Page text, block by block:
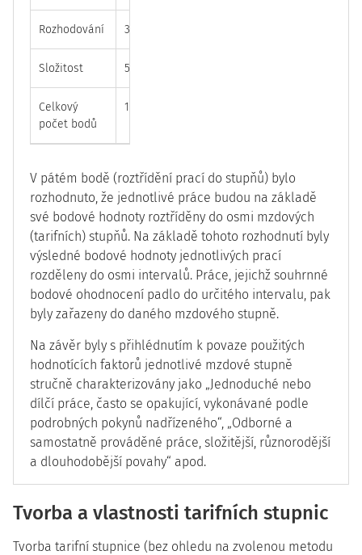
Rozhodování 3
Složitost 5
Celkový
počet bodů
175
V pátém bodě (roztřídění prací do stupňů) bylo
rozhodnuto, že jednotlivé práce budou na základě
své bodové hodnoty roztříděny do osmi mzdových
(tarifních) stupňů. Na základě tohoto rozhodnutí byly
výsledné bodové hodnoty jednotlivých prací
rozděleny do osmi intervalů. Práce, jejichž souhrnné
bodové ohodnocení padlo do určitého intervalu, pak
byly zařazeny do daného mzdového stupně.
Na závěr byly s přihlédnutím k povaze použitých
hodnotících faktorů jednotlivé mzdové stupně
stručně charakterizovány jako „Jednoduché nebo
dílčí práce, často se opakující, vykonávané podle
podrobných pokynů nadřízeného“, „Odborné a
samostatně prováděné práce, složitější, různorodější
a dlouhodobější povahy“ apod.
Tvorba a vlastnosti tarifních stupnic
Tvorba tarifní stupnice (bez ohledu na zvolenou metodu